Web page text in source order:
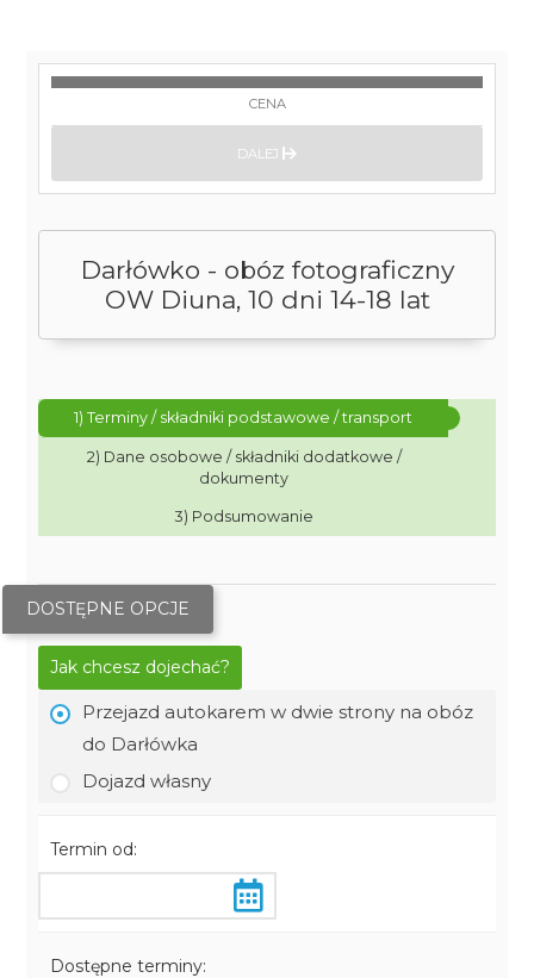
Darłówko - obóz fotograficzny
OW Diuna, 10 dni 14-18 lat
1) Terminy / składniki podstawowe / transport
2) Dane osobowe / składniki dodatkowe /
dokumenty
3) Podsumowanie
DOSTĘPNE OPCJE
Jak chcesz dojechać?
Przejazd autokarem w dwie strony na obóz
do Darłówka
Dojazd własny
Termin od:
Dostępne terminy:
CENA
DALEJ